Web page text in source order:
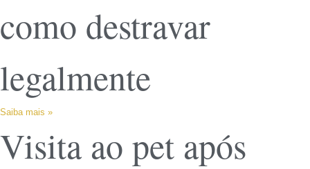
como destravar
legalmente
Saiba mais »
Visita ao pet após